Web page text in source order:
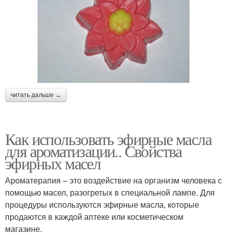
читать дальше →
Как использовать эфирные масла
для ароматизации.. Свойства
эфирных масел
Ароматерапия – это воздействие на организм человека с
помощью масел, разогретых в специальной лампе. Для
процедуры используются эфирные масла, которые
продаются в каждой аптеке или косметическом
магазине.